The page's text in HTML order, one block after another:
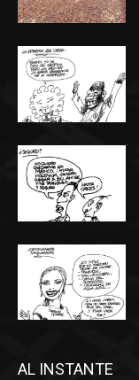
AL INSTANTE